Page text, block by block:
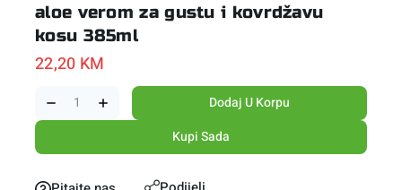
aloe verom za gustu i kovrdžavu
kosu 385ml
22,20 KM
Dodaj U Korpu
Kupi Sada